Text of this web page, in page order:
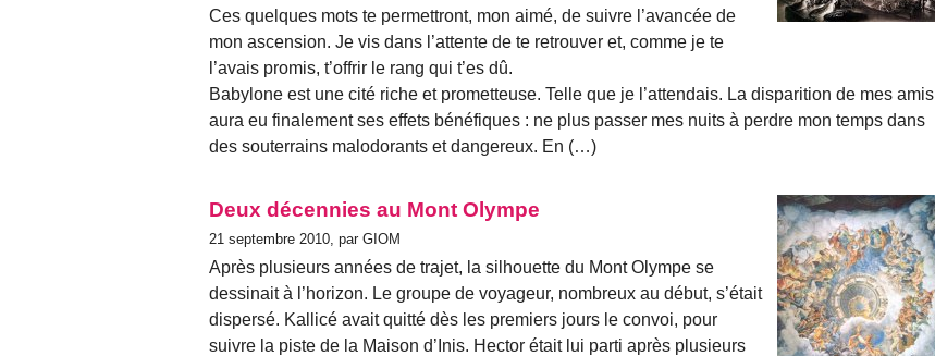
Ces quelques mots te permettront, mon aimé, de suivre l’avancée de
mon ascension. Je vis dans l’attente de te retrouver et, comme je te
l’avais promis, t’offrir le rang qui t’es dû.
Babylone est une cité riche et prometteuse. Telle que je l’attendais. La disparition de mes amis
aura eu finalement ses effets bénéfiques : ne plus passer mes nuits à perdre mon temps dans
des souterrains malodorants et dangereux. En (…)
Deux décennies au Mont Olympe
21 septembre 2010, par GIOM
Après plusieurs années de trajet, la silhouette du Mont Olympe se
dessinait à l’horizon. Le groupe de voyageur, nombreux au début, s’était
dispersé. Kallicé avait quitté dès les premiers jours le convoi, pour
suivre la piste de la Maison d’Inis. Hector était lui parti après plusieurs